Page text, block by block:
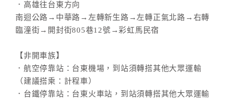
．高雄往台東方向
南迴公路→中華路→左轉新生路→左轉正氣北路→右轉
臨潼街→開封街805巷12號→彩虹馬民宿
【非開車族】
．航空停靠站：台東機場，到站須轉搭其他大眾運輸
（建議搭乘：計程車）
．台鐵停靠站：台東火車站，到站須轉搭其他大眾運輸